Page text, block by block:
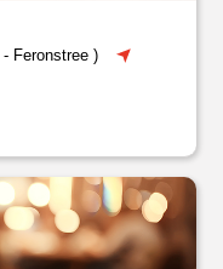
- Feronstree )